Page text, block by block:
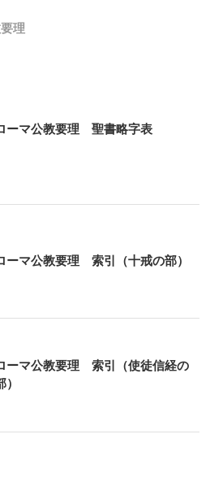
理
ーマ公教要理 聖書略字表
ーマ公教要理 索引（十戒の部）
ーマ公教要理 索引（使徒信経の
）